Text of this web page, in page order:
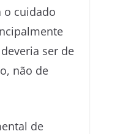
o cuidado
ser de
não de
de